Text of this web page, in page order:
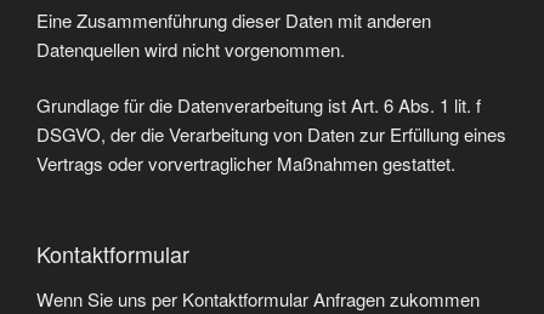
Eine Zusammenführung dieser Daten mit anderen
Datenquellen wird nicht vorgenommen.
Grundlage für die Datenverarbeitung ist Art. 6 Abs. 1 lit. f
DSGVO, der die Verarbeitung von Daten zur Erfüllung eines
Vertrags oder vorvertraglicher Maßnahmen gestattet.
Kontaktformular
Wenn Sie uns per Kontaktformular Anfragen zukommen